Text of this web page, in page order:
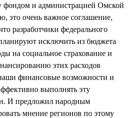
фондом и администрацией Омской
это очень важное соглашение,
разработчики федерального
исключить из бюджета
на социальное страхование и
этих расходов
финансовые возможности и
выполнять эту
И предложил народным
мнение регионов по этому